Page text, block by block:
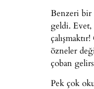
Benzeri bir
geldi. Evet,
özneler
çoban
Pek çok